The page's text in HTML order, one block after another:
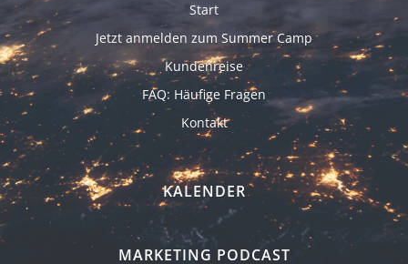
Start
Jetzt anmelden zum Summer Camp
Kundenreise
FAQ: Häufige Fragen
Kontakt
KALENDER
MARKETING PODCAST